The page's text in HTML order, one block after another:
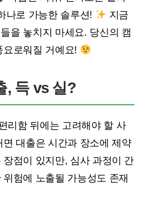
나로 가능한 솔루션!
지금
을 놓치지 마세요. 당신의 캠
로워질 거예요!
, 득 vs 실?
리함 뒤에는 고려해야 할 사
대출은 시간과 장소에 제약
점이 있지만, 심사 과정이 간
험에 노출될 가능성도 존재